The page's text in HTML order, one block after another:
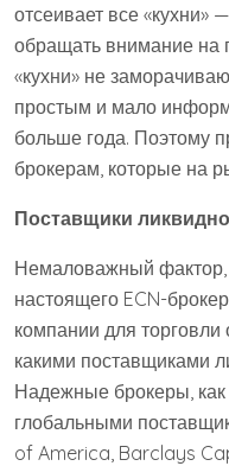
отсеивает все
обращать внимание на
«кухни» не
простым и мало
больше года. Поэтому
брокерам, которые на
Поставщики
Немаловажный фактор,
настоящего ECN-
компании для торговли
какими поставщиками
Надежные брокеры, как
глобальными
of America, Barclays